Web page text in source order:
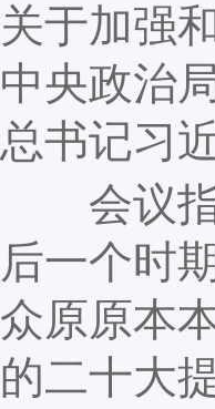
关于加强
中央政治
总书记习
会议指
后一个时
众原原本
的二十大